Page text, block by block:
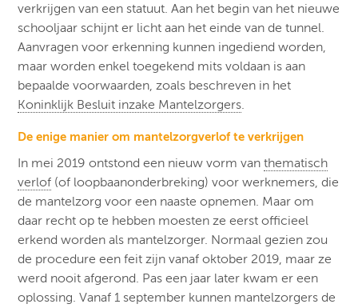
verkrijgen van een statuut. Aan het begin van het nieuwe
schooljaar schijnt er licht aan het einde van de tunnel.
Aanvragen voor erkenning kunnen ingediend worden,
maar worden enkel toegekend mits voldaan is aan
bepaalde voorwaarden, zoals beschreven in het
Koninklijk Besluit inzake Mantelzorgers.
De enige manier om mantelzorgverlof te verkrijgen
In mei 2019 ontstond een nieuw vorm vanthematisch
verlof (of loopbaanonderbreking) voor werknemers, die
de mantelzorg voor een naaste opnemen. Maar om
daar recht op te hebben moesten ze eerst officieel
erkend worden als mantelzorger. Normaal gezien zou
de procedure een feit zijn vanaf oktober 2019, maar ze
werd nooit afgerond. Pas een jaar later kwam er een
oplossing. Vanaf 1 september kunnen mantelzorgers de